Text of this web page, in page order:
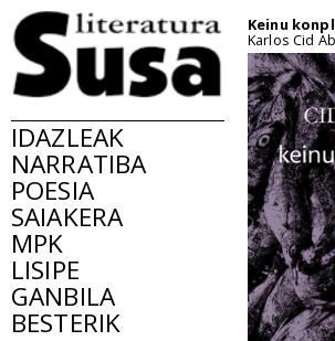
IDAZLEAK
NARRATIBA
POESIA
SAIAKERA
MPK
LISIPE
GANBILA
BESTERIK
Keinu
Karlos Cid